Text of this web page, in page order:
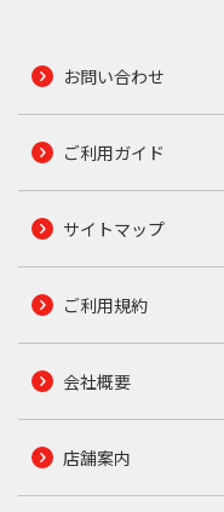
お問い合わせ
ご利用ガイド
サイトマップ
ご利用規約
会社概要
店舗案内